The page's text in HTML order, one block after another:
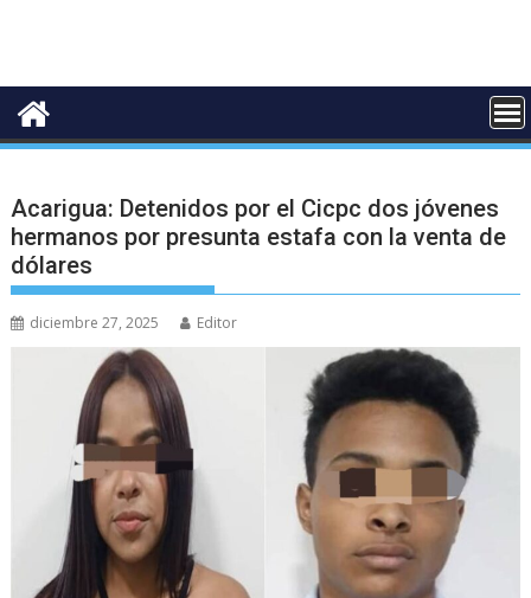
Acarigua: Detenidos por el Cicpc dos jóvenes
hermanos por presunta estafa con la venta de
dólares
diciembre 27, 2025 Editor